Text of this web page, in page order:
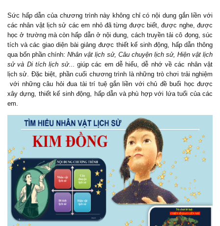
Sức hấp dẫn của chương trình này không chỉ có nội dung gắn liền với
các nhân vật lịch sử các em nhỏ đã từng được biết, được nghe, được
học ở trường mà còn hấp dẫn ở nội dung, cách truyền tải cô đọng, súc
tích và các giao diện bài giảng được thiết kế sinh động, hấp dẫn thông
qua bốn phần chính:Nhân vật lịch sử, Câu chuyện lịch sử, Hiện vật lịch
sử và Di tích lịch sử... giúp các em dễ hiểu, dễ nhớ về các nhân vật
lịch sử. Đặc biệt, phần cuối chương trình là những trò chơi trải nghiệm
với những câu hỏi đua tài trí tuệ gắn liền với chủ đề buổi học được
xây dựng, thiết kế sinh động, hấp dẫn và phù hợp với lứa tuổi của các
em.